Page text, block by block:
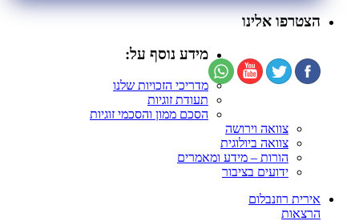
הצטרפו אלינו
מידע נוסף על:
מדריכי הזכויות שלנו
תעודת זוגיות
הסכם ממון והסכמי זוגיות
צוואה וירושה
צוואה ביולוגית
הורות – מידע ומאמרים
ידועים בציבור
אירית רוזנבלום
הרצאות